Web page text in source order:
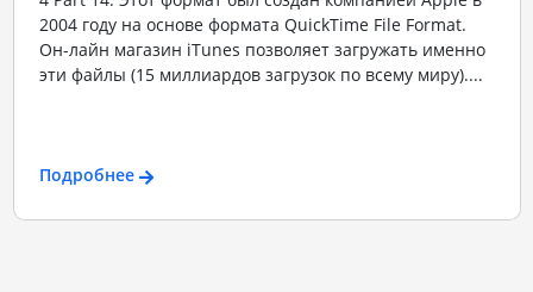
2004 году на основе формата QuickTime File Format.
Он-лайн магазин iTunes позволяет загружать именно
эти файлы (15 миллиардов загрузок по всему миру)....
Подробнее